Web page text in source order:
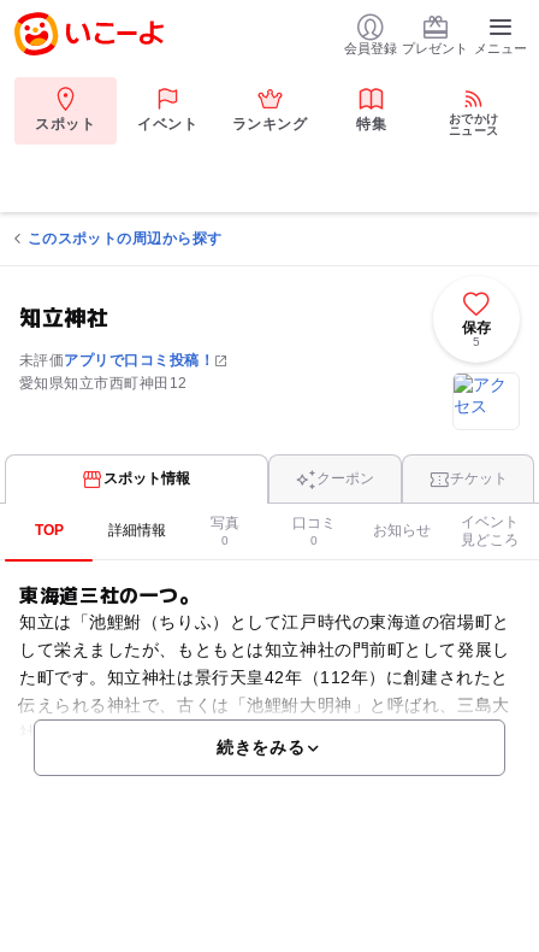
会員登録 プレゼント メニュー
スポット イベント ランキング 特集
おでかけ
ニュース
このスポットの周辺から探す
知立神社
未評価アプリで口コミ投稿！
愛知県知立市西町神田12
保存
5
スポット情報 クーポン チケット
TOP 詳細情報 写真
0
口コミ
0
お知らせ
イベント
見どころ
東海道三社の一つ。
知立は「池鯉鮒（ちりふ）として江戸時代の東海道の宿場町と
して栄えましたが、もともとは知立神社の門前町として発展し
た町です。知立神社は景行天皇42年（112年）に創建されたと
伝えられる神社で、古くは「池鯉鮒大明神」と呼ばれ、三島大
社や熱田神宮と共に東海道三大社の一つに数えられ、大き
続きをみる